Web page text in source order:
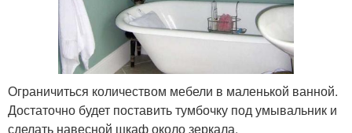
Ограничиться количеством мебели в маленькой ванной.
Достаточно будет поставить тумбочку под умывальник и
сделать навесной шкаф около зеркала.